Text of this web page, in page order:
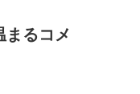
まるコメ